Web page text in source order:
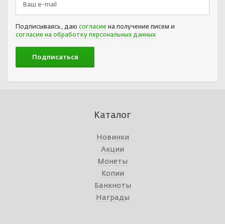
Подписываясь, даю согласие на получение писем и
согласие на обработку персональных данных
Каталог
Новинки
Акции
Монеты
Копии
Банкноты
Награды